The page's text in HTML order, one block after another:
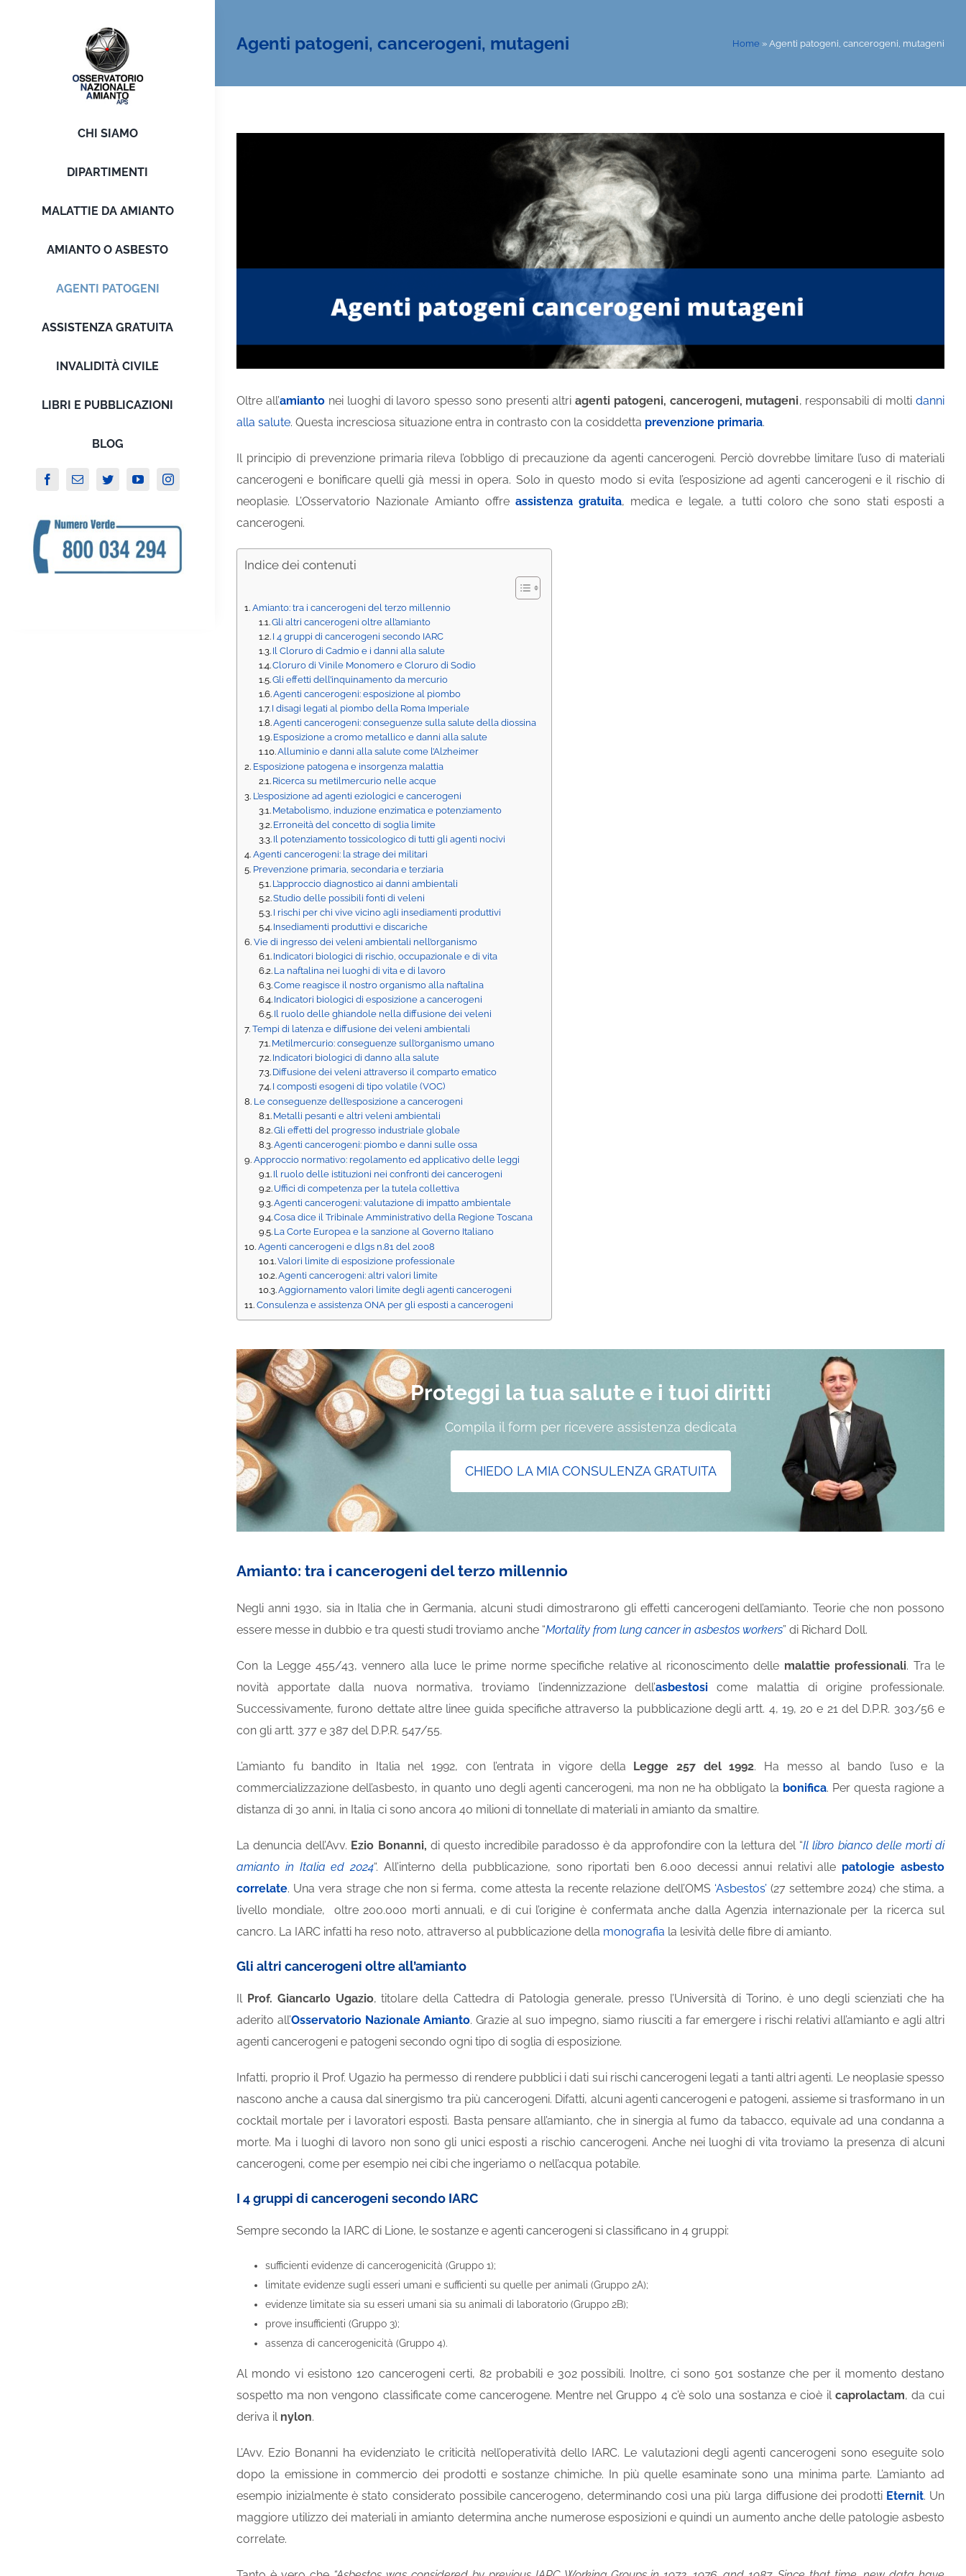
CHI SIAMO
DIPARTIMENTI
MALATTIE DA AMIANTO
AMIANTO O ASBESTO
AGENTI PATOGENI
ASSISTENZA GRATUITA
INVALIDITÀ CIVILE
LIBRI E PUBBLICAZIONI
BLOG
Agenti patogeni, cancerogeni, mutageni Home » Agenti patogeni, cancerogeni, mutageni
Oltre all’amiantonei luoghi di lavoro spesso sono presenti altri agenti patogeni, cancerogeni, mutageni, responsabili di moltidanni
alla salute. Questa incresciosa situazione entra in contrasto con la cosiddetta prevenzione primaria.
Il principio di prevenzione primaria rileva l’obbligo di precauzione da agenti cancerogeni. Perciò dovrebbe limitare l’uso di materiali
cancerogeni e bonificare quelli già messi in opera. Solo in questo modo si evita l’esposizione ad agenti cancerogeni e il rischio di
neoplasie. L’Osservatorio Nazionale Amianto offre assistenza gratuita, medica e legale, a tutti coloro che sono stati esposti a
cancerogeni.
Indice dei contenuti
Amiant0: tra i cancerogeni del terzo millennio
Gli altri cancerogeni oltre all’amianto
I 4 gruppi di cancerogeni secondo IARC
Il Cloruro di Cadmio e i danni alla salute
Cloruro di Vinile Monomero e Cloruro di Sodio
Gli effetti dell’inquinamento da mercurio
Agenti cancerogeni: esposizione al piombo
I disagi legati al piombo della Roma Imperiale
Agenti cancerogeni: conseguenze sulla salute della diossina
Esposizione a cromo metallico e danni alla salute
Alluminio e danni alla salute come l’Alzheimer
Esposizione patogena e insorgenza malattia
Ricerca su metilmercurio nelle acque
L’esposizione ad agenti eziologici e cancerogeni
Metabolismo, induzione enzimatica e potenziamento
Erroneità del concetto di soglia limite
Il potenziamento tossicologico di tutti gli agenti nocivi
Agenti cancerogeni: la strage dei militari
Prevenzione primaria, secondaria e terziaria
L’approccio diagnostico ai danni ambientali
Studio delle possibili fonti di veleni
I rischi per chi vive vicino agli insediamenti produttivi
Insediamenti produttivi e discariche
Vie di ingresso dei veleni ambientali nell’organismo
Indicatori biologici di rischio, occupazionale e di vita
La naftalina nei luoghi di vita e di lavoro
Come reagisce il nostro organismo alla naftalina
Indicatori biologici di esposizione a cancerogeni
Il ruolo delle ghiandole nella diffusione dei veleni
Tempi di latenza e diffusione dei veleni ambientali
Metilmercurio: conseguenze sull’organismo umano
Indicatori biologici di danno alla salute
Diffusione dei veleni attraverso il comparto ematico
I composti esogeni di tipo volatile (VOC)
Le conseguenze dell’esposizione a cancerogeni
Metalli pesanti e altri veleni ambientali
Gli effetti del progresso industriale globale
Agenti cancerogeni: piombo e danni sulle ossa
Approccio normativo: regolamento ed applicativo delle leggi
Il ruolo delle istituzioni nei confronti dei cancerogeni
Uffici di competenza per la tutela collettiva
Agenti cancerogeni: valutazione di impatto ambientale
Cosa dice il Tribinale Amministrativo della Regione Toscana
La Corte Europea e la sanzione al Governo Italiano
Agenti cancerogeni e d.lgs n.81 del 2008
Valori limite di esposizione professionale
Agenti cancerogeni: altri valori limite
Aggiornamento valori limite degli agenti cancerogeni
Consulenza e assistenza ONA per gli esposti a cancerogeni
Proteggi la tua salute e i tuoi diritti
Compila il form per ricevere assistenza dedicata
CHIEDO LA MIA CONSULENZA GRATUITA
Amiant0: tra i cancerogeni del terzo millennio
Negli anni 1930, sia in Italia che in Germania, alcuni studi dimostrarono gli effetti cancerogeni dell’amianto. Teorie che non possono
essere messe in dubbio e tra questi studi troviamo anche “Mortality from lung cancer in asbestos workers” di Richard Doll.
Con la Legge 455/43, vennero alla luce le prime norme specifiche relative al riconoscimento delle malattie professionali. Tra le
novità apportate dalla nuova normativa, troviamo l’indennizzazione dell’asbestosi come malattia di origine professionale.
Successivamente, furono dettate altre linee guida specifiche attraverso la pubblicazione degli artt. 4, 19, 20 e 21 del D.P.R. 303/56 e
con gli artt. 377 e 387 del D.P.R. 547/55.
L’amianto fu bandito in Italia nel 1992, con l’entrata in vigore della Legge 257 del 1992. Ha messo al bando l’uso e la
commercializzazione dell’asbesto, in quanto uno degli agenti cancerogeni, ma non ne ha obbligato la bonifica. Per questa ragione a
distanza di 30 anni, in Italia ci sono ancora 40 milioni di tonnellate di materiali in amianto da smaltire.
La denuncia dell’Avv. Ezio Bonanni, di questo incredibile paradosso è da approfondire con la lettura del “Il libro bianco delle morti di
amianto in Italia ed 2024“. All’interno della pubblicazione, sono riportati ben 6.000 decessi annui relativi alle patologie asbesto
correlate. Una vera strage che non si ferma, come attesta la recente relazione dell’OMS ‘Asbestos’(27 settembre 2024) che stima, a
livello mondiale, oltre 200.000 morti annuali, e di cui l’origine è confermata anche dalla Agenzia internazionale per la ricerca sul
cancro. La IARC infatti ha reso noto, attraverso al pubblicazione della monografia la lesività delle fibre di amianto.
Gli altri cancerogeni oltre all’amianto
Il Prof. Giancarlo Ugazio, titolare della Cattedra di Patologia generale, presso l’Università di Torino, è uno degli scienziati che ha
aderito all’Osservatorio Nazionale Amianto. Grazie al suo impegno, siamo riusciti a far emergere i rischi relativi all’amianto e agli altri
agenti cancerogeni e patogeni secondo ogni tipo di soglia di esposizione.
Infatti, proprio il Prof. Ugazio ha permesso di rendere pubblici i dati sui rischi cancerogeni legati a tanti altri agenti. Le neoplasie spesso
nascono anche a causa dal sinergismo tra più cancerogeni. Difatti, alcuni agenti cancerogeni e patogeni, assieme si trasformano in un
cocktail mortale per i lavoratori esposti. Basta pensare all’amianto, che in sinergia al fumo da tabacco, equivale ad una condanna a
morte. Ma i luoghi di lavoro non sono gli unici esposti a rischio cancerogeni. Anche nei luoghi di vita troviamo la presenza di alcuni
cancerogeni, come per esempio nei cibi che ingeriamo o nell’acqua potabile.
I 4 gruppi di cancerogeni secondo IARC
Sempre secondo la IARC di Lione, le sostanze e agenti cancerogeni si classificano in 4 gruppi:
sufficienti evidenze di cancerogenicità (Gruppo 1);
limitate evidenze sugli esseri umani e sufficienti su quelle per animali (Gruppo 2A);
evidenze limitate sia su esseri umani sia su animali di laboratorio (Gruppo 2B);
prove insufficienti (Gruppo 3);
assenza di cancerogenicità (Gruppo 4).
Al mondo vi esistono 120 cancerogeni certi, 82 probabili e 302 possibili. Inoltre, ci sono 501 sostanze che per il momento destano
sospetto ma non vengono classificate come cancerogene. Mentre nel Gruppo 4 c’è solo una sostanza e cioè il caprolactam, da cui
deriva il nylon.
L’Avv. Ezio Bonanni ha evidenziato le criticità nell’operatività dello IARC. Le valutazioni degli agenti cancerogeni sono eseguite solo
dopo la emissione in commercio dei prodotti e sostanze chimiche. In più quelle esaminate sono una minima parte. L’amianto ad
esempio inizialmente è stato considerato possibile cancerogeno, determinando così una più larga diffusione dei prodotti Eternit. Un
maggiore utilizzo dei materiali in amianto determina anche numerose esposizioni e quindi un aumento anche delle patologie asbesto
correlate.